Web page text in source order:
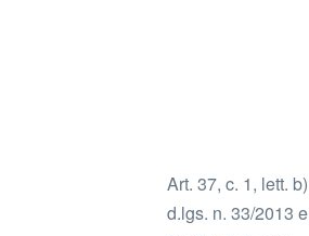
Art. 37, c. 1, lett. b)
d.lgs. n. 33/2013 e